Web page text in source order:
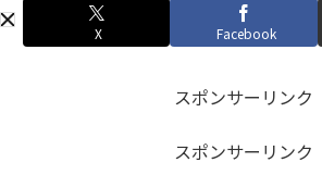
X Facebook
スポンサーリンク
スポンサーリンク